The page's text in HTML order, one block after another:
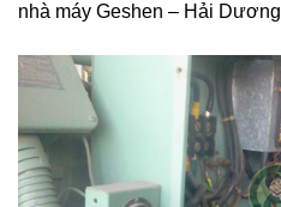
nhà máy Geshen – Hải Dương